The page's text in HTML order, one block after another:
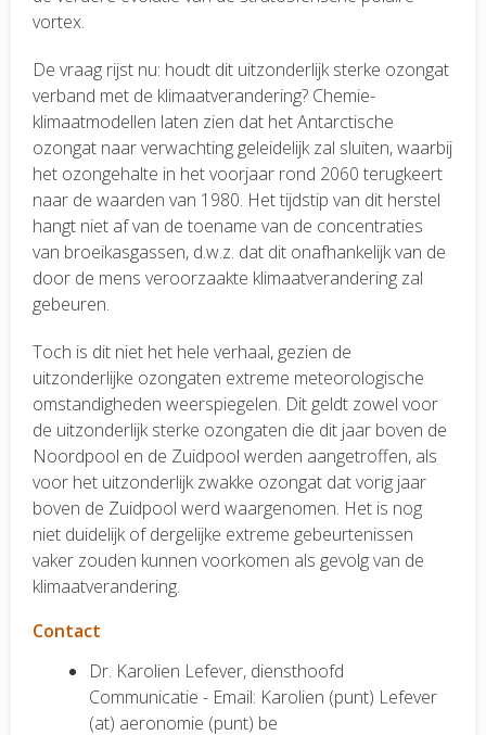
vortex.
De vraag rijst nu: houdt dit uitzonderlijk sterke ozongat
verband met de klimaatverandering? Chemie-
klimaatmodellen laten zien dat het Antarctische
ozongat naar verwachting geleidelijk zal sluiten, waarbij
het ozongehalte in het voorjaar rond 2060 terugkeert
naar de waarden van 1980. Het tijdstip van dit herstel
hangt niet af van de toename van de concentraties
van broeikasgassen, d.w.z. dat dit onafhankelijk van de
door de mens veroorzaakte klimaatverandering zal
gebeuren.
Toch is dit niet het hele verhaal, gezien de
uitzonderlijke ozongaten extreme meteorologische
omstandigheden weerspiegelen. Dit geldt zowel voor
de uitzonderlijk sterke ozongaten die dit jaar boven de
Noordpool en de Zuidpool werden aangetroffen, als
voor het uitzonderlijk zwakke ozongat dat vorig jaar
boven de Zuidpool werd waargenomen. Het is nog
niet duidelijk of dergelijke extreme gebeurtenissen
vaker zouden kunnen voorkomen als gevolg van de
klimaatverandering.
Contact
Dr. Karolien Lefever, diensthoofd
Communicatie - Email: Karolien (punt) Lefever
(at) aeronomie (punt) be